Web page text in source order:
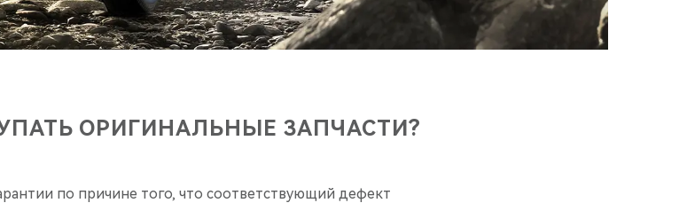
ОРИГИНАЛЬНЫЕ ЗАПЧАСТИ?
по причине того, что соответствующий дефект